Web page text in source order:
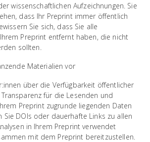
wissenschaftlichen Aufzeichnungen. Sie
dass Ihr Preprint immer öffentlich
Sie sich, dass Sie alle
Preprint entfernt haben, die nicht
sollten.
Materialien vor
über die Verfügbarkeit öffentlicher
für die Lesenden und
Preprint zugrunde liegenden Daten
Sie DOIs oder dauerhafte Links zu allen
in Ihrem Preprint verwendet
mit dem Preprint bereitzustellen.